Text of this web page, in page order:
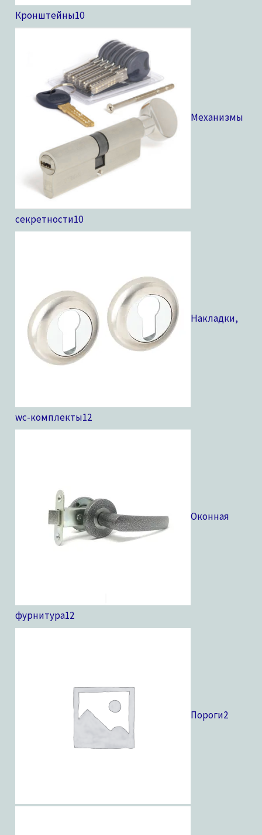
Кронштейны10
Механизмы
секретности10
Накладки,
wc-комплекты12
Оконная
фурнитура12
Пороги2